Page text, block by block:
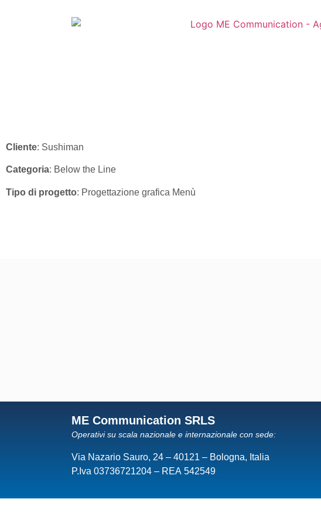
Cliente: Sushiman
Categoria: Below the Line
Tipo di progetto: Progettazione grafica Menù
ME Communication SRLS
Operativi su scala nazionale e internazionale con sede:
Via Nazario Sauro, 24 – 40121 – Bologna, Italia
P.Iva 03736721204 – REA 542549